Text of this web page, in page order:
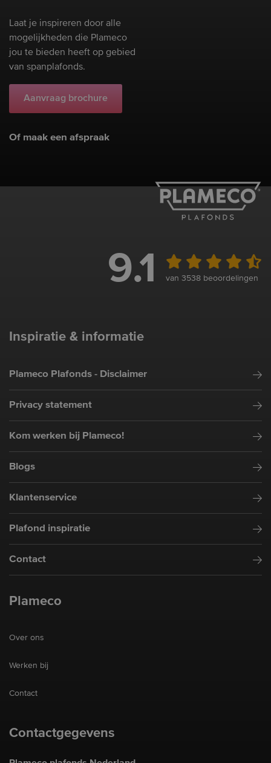
Laat je inspireren door alle
mogelijkheden die Plameco
jou te bieden heeft op gebied
van spanplafonds.
Aanvraag brochure
Of maak een afspraak
9.1 van 3538 beoordelingen
Inspiratie & informatie
Plameco Plafonds - Disclaimer
Privacy statement
Kom werken bij Plameco!
Blogs
Klantenservice
Plafond inspiratie
Contact
Plameco
Over ons
Werken bij
Contact
Contactgegevens